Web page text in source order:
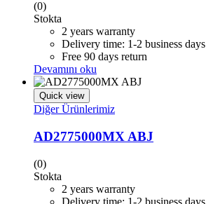
(0)
Stokta
2 years warranty
Delivery time: 1-2 business days
Free 90 days return
Devamını oku
Quick view
Diğer Ürünlerimiz
AD2775000MX ABJ
(0)
Stokta
2 years warranty
Delivery time: 1-2 business days